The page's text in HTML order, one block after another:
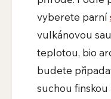
vyberete parní
vulkánovou
teplotou, bio
budete
suchou finskou